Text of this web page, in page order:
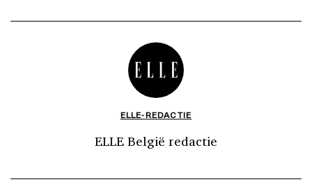
ELLE-REDACTIE
ELLE België redactie